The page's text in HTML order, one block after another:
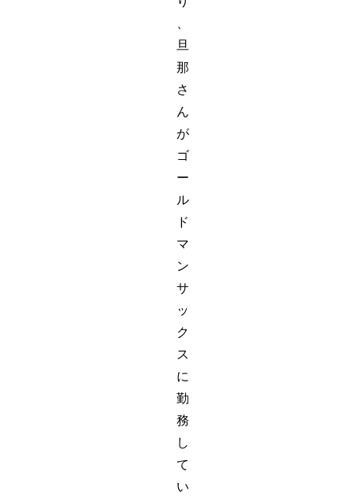
旦
那
さ
ん
が
ゴ
ー
ル
ド
マ
ン
サ
ッ
ク
ス
に
勤
務
し
て
い